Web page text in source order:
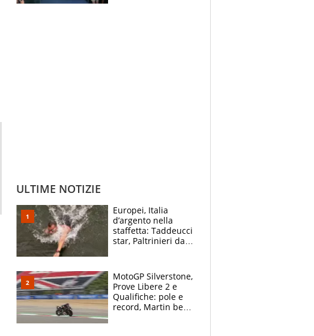
ULTIME NOTIZIE
Europei, Italia
d’argento nella
staffetta: Taddeucci
star, Paltrinieri da
Padre Pio
MotoGP Silverstone,
Prove Libere 2 e
Qualifiche: pole e
record, Martin beffa